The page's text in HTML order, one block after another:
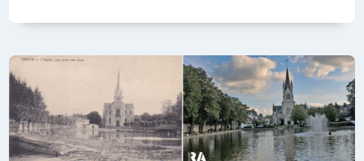
DE
RUE
CÉRÈS